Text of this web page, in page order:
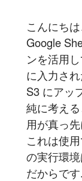
こんにち
Google
ンを活用
に入力さ
S3 にアッ
純に考え
用が真っ
これは使
の実行環
だからで